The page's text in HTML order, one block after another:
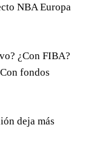
NBA Europa
¿Con FIBA?
fondos
deja más